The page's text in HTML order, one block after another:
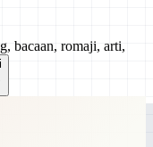
bacaan, romaji, arti,